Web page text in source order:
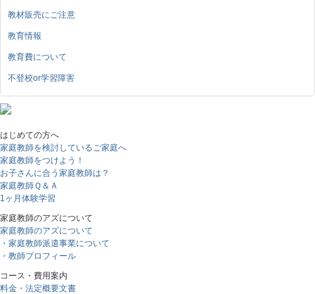
教材販売にご注意
教育情報
教育費について
不登校or学習障害
はじめての方へ
家庭教師を検討しているご家庭へ
家庭教師をつけよう！
お子さんに合う家庭教師は？
家庭教師Ｑ＆Ａ
1ヶ月体験学習
家庭教師のアズについて
家庭教師のアズについて
・家庭教師派遣事業について
・教師プロフィール
コース・費用案内
料金・法定概要文書